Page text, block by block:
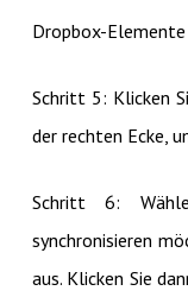
Dropbox-Elemente
Schritt 5: Klicken
der rechten Ecke,
Schritt 6:
synchronisieren
aus. Klicken Sie